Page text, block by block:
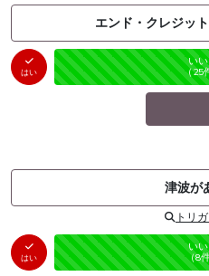
エンド・クレジッ
はい
はい
（0件）
未投票
い
（25
津波が
トリ
はい
はい
（0件）
未投票
い
（8